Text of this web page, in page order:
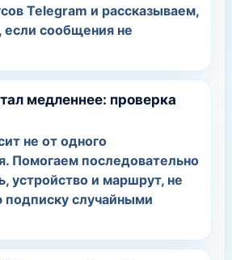
Telegram и рассказываем,
если сообщения не
медленнее: проверка
не от одного
Помогаем последовательно
устройство и маршрут, не
подписку случайными